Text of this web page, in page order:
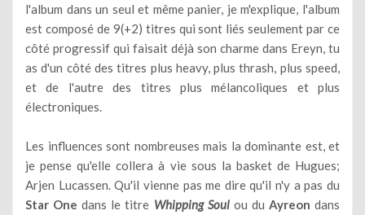
l'album dans un seul et même panier, je m'explique, l'album
est composé de 9(+2) titres qui sont liés seulement par ce
côté progressif qui faisait déjà son charme dans Ereyn, tu
as d'un côté des titres plus heavy, plus thrash, plus speed,
et de l'autre des titres plus mélancoliques et plus
électroniques.
Les influences sont nombreuses mais la dominante est, et
je pense qu'elle collera à vie sous la basket de Hugues;
Arjen Lucassen. Qu'il vienne pas me dire qu'il n'y a pas du
Star One dans le titre Whipping Soulou du Ayreon dans